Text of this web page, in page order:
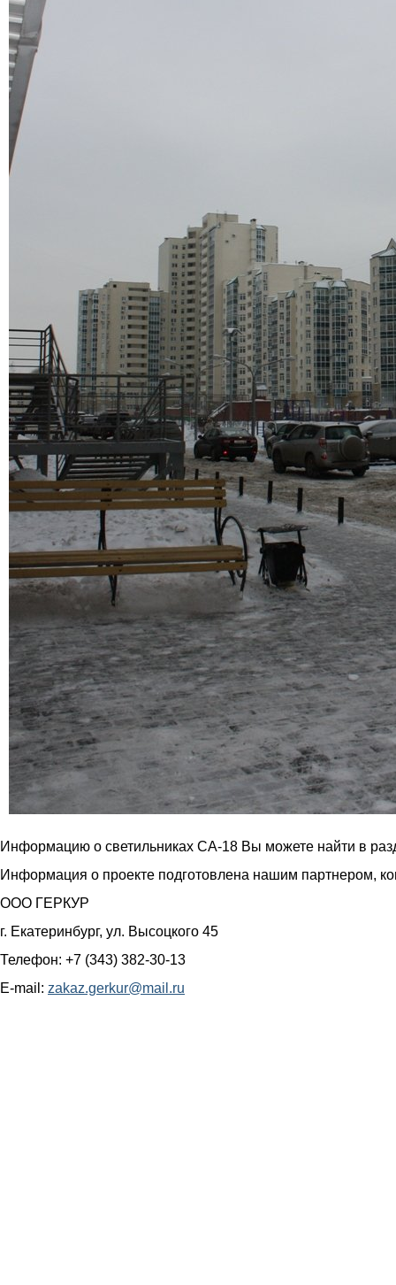
Информацию о светильниках СА-18 Вы можете найти в
Информация о проекте подготовлена нашим партнером,
ООО ГЕРКУР
г. Екатеринбург, ул. Высоцкого 45
Телефон: +7 (343) 382-30-13
E-mail: zakaz.gerkur@mail.ru